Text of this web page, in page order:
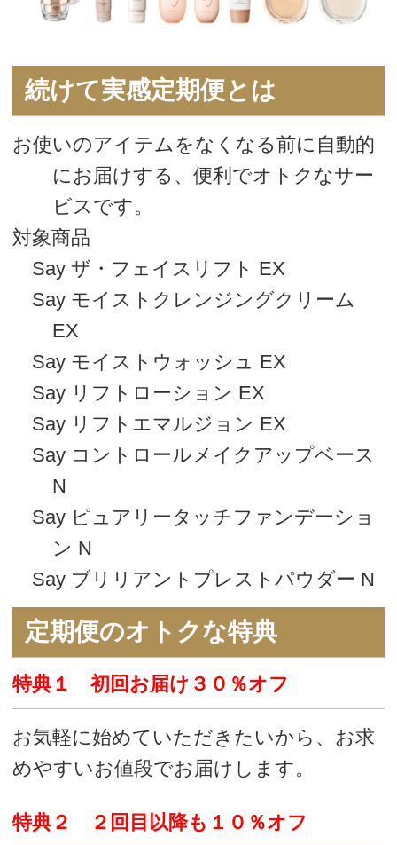
にお届けする、便利でオトクなサー
Say ザ・フェイスリフト EX
Say モイストクレンジングクリーム
Say モイストウォッシュ EX
Say リフトローション EX
Say リフトエマルジョン EX
Say コントロールメイクアップベース
N
Say ピュアリータッチファンデーショ
ン N
Say ブリリアントプレストパウダー N
定期便のオトクな特典
特典１ 初回お届け３０％オフ
お気軽に始めていただきたいから、お求
めやすいお値段でお届けします。
定期ご契約商品は毎回１０％オフ、ずっ
特典３ 対象外商品も５％オフ
定期便以外の商品も５％オフでお届け致
します。お試しいただくにもオトクで
す。
てお届けします。お楽しみに！
特典５ いつでも、どの商品も、１品で
も、送料無料